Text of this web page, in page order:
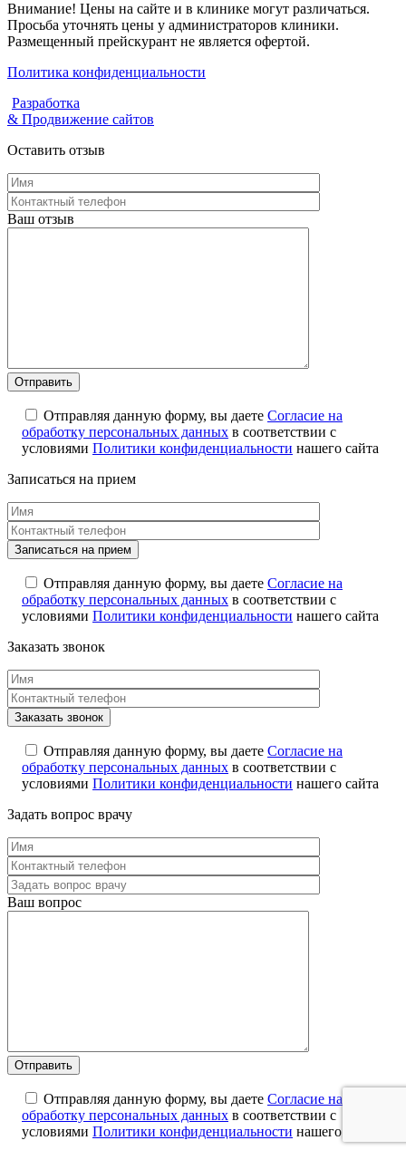
Внимание! Цены на сайте и в клинике могут различаться.
Просьба уточнять цены у администраторов клиники.
Размещенный прейскурант не является офертой.
Политика конфиденциальности
Разработка
& Продвижение сайтов
Оставить отзыв
Ваш отзыв
Отправляя данную форму, вы даете Согласие на
обработку персональных данных в соответствии с
условиями Политики конфиденциальности нашего сайта
Записаться на прием
Отправляя данную форму, вы даете Согласие на
обработку персональных данных в соответствии с
условиями Политики конфиденциальности нашего сайта
Заказать звонок
Отправляя данную форму, вы даете Согласие на
обработку персональных данных в соответствии с
условиями Политики конфиденциальности нашего сайта
Задать вопрос врачу
Ваш вопрос
Отправляя данную форму, вы даете Согласие на
обработку персональных данных в соответствии с
условиями Политики конфиденциальности нашего сайта